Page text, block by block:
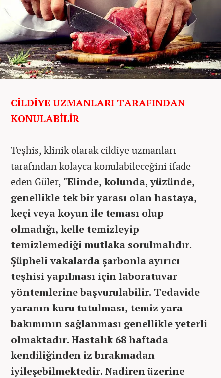
CİLDİYE UZMANLARI TARAFINDAN
KONULABİLİR
Teşhis, klinik olarak cildiye uzmanları
tarafından kolayca konulabileceğini ifade
eden Güler, "Elinde, kolunda, yüzünde,
genellikle tek bir yarası olan hastaya,
keçi veya koyun ile teması olup
olmadığı, kelle temizleyip
temizlemediği mutlaka sorulmalıdır.
Şüpheli vakalarda şarbonla ayırıcı
teşhisi yapılması için laboratuvar
yöntemlerine başvurulabilir. Tedavide
yaranın kuru tutulması, temiz yara
bakımının sağlanması genellikle yeterli
olmaktadır. Hastalık 68 haftada
kendiliğinden iz bırakmadan
iyileşebilmektedir. Nadiren üzerine